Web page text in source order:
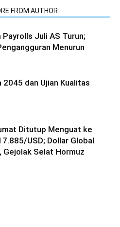
FROM AUTHOR
Payrolls Juli AS Turun;
Menurun
2045 dan Ujian Kualitas
Ditutup Menguat ke
USD; Dollar Global
Gejolak Selat Hormuz